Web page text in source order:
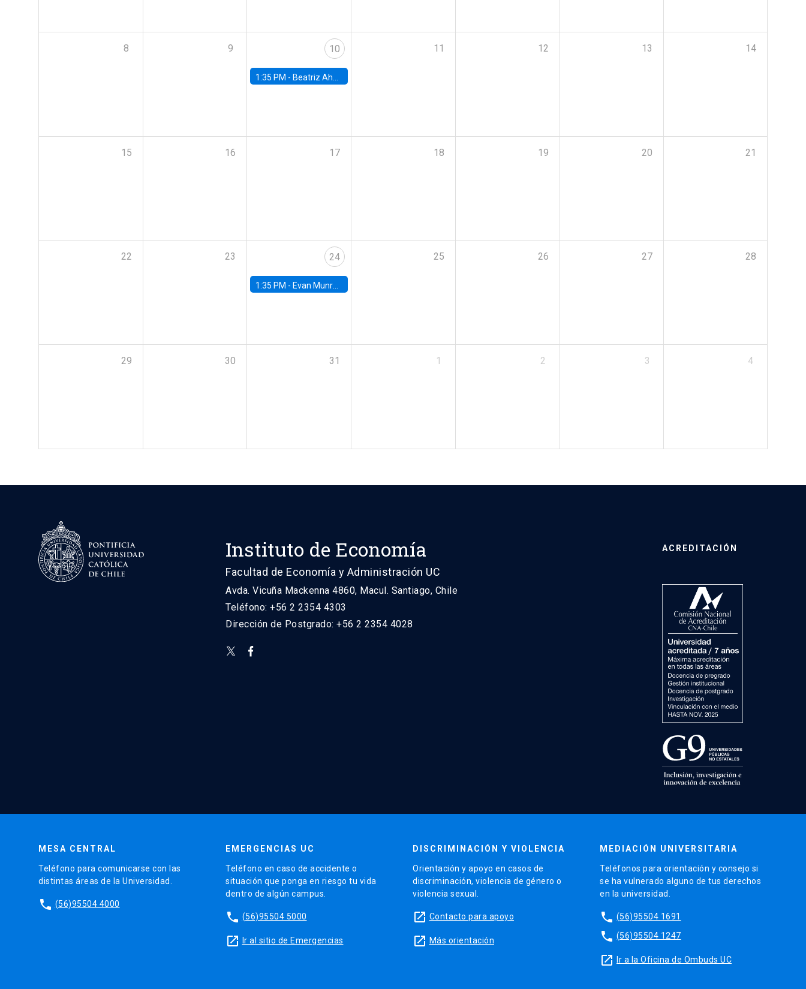
8 9 10
1:35 PM - Beatriz Ahumada, PhD candidate, Universidad de Pittsburgh
11 12 13 14
15 16 17 18 19 20 21
22 23 24
1:35 PM - Evan Munro, Neyman Visiting Assistant Professor in the Department of Statistics at UC Berkeley
25 26 27 28
29 30 31 1 2 3 4
Instituto de Economía
Facultad de Economía y Administración UC
Avda. Vicuña Mackenna 4860, Macul. Santiago, Chile
Teléfono: +56 2 2354 4303
Dirección de Postgrado: +56 2 2354 4028
ACREDITACIÓN
MESA CENTRAL
Teléfono para comunicarse con las
distintas áreas de la Universidad.
phone (56)95504 4000
EMERGENCIAS UC
Teléfono en caso de accidente o
situación que ponga en riesgo tu vida
dentro de algún campus.
phone (56)95504 5000
launch Ir al sitio de Emergencias
DISCRIMINACIÓN Y VIOLENCIA
Orientación y apoyo en casos de
discriminación, violencia de género o
violencia sexual.
launch Contacto para apoyo
launch Más orientación
MEDIACIÓN UNIVERSITARIA
Teléfonos para orientación y consejo si
se ha vulnerado alguno de tus derechos
en la universidad.
phone (56)95504 1691
phone (56)95504 1247
launch Ir a la Oficina de Ombuds UC